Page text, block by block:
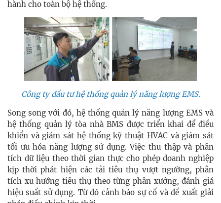
hành cho toàn bộ hệ thống.
Công ty đầu tư hệ thống quản lý năng lượng EMS.
Song song với đó, hệ thống quản lý năng lượng EMS và
hệ thống quản lý tòa nhà BMS được triển khai để điều
khiển và giám sát hệ thống kỹ thuật HVAC và giám sát
tối ưu hóa năng lượng sử dụng. Việc thu thập và phân
tích dữ liệu theo thời gian thực cho phép doanh nghiệp
kịp thời phát hiện các tải tiêu thụ vượt ngưỡng, phân
tích xu hướng tiêu thụ theo từng phân xưởng, đánh giá
hiệu suất sử dụng. Từ đó cảnh báo sự cố và đề xuất giải